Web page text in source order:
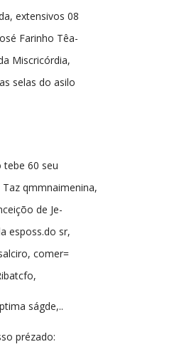
extensivos 08
Farinho Têa-
Miscricórdia,
selas do asilo
60 seu
qmmnaimenina,
de Je-
esposs.do sr,
comer=
ságde,..
prézado: